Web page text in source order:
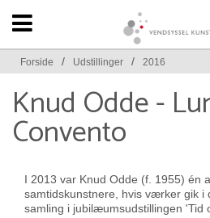
Forside / Udstillinger / 2016
Knud Odde -
Convento
I 2013 var Knud Odde (f. 1955) én
samtidskunstnere, hvis værker gik i
samling i jubilæumsudstillingen 'Tid